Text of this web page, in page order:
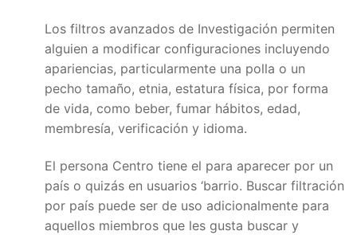
Los filtros avanzados de Investigación permiten
alguien a modificar configuraciones incluyendo
apariencias, particularmente una polla o un
pecho tamaño, etnia, estatura física, por forma
de vida, como beber, fumar hábitos, edad,
membresía, verificación y idioma.
El persona Centro tiene el para aparecer por un
país o quizás en usuarios ‘barrio. Buscar filtración
por país puede ser de uso adicionalmente para
aquellos miembros que les gusta buscar y